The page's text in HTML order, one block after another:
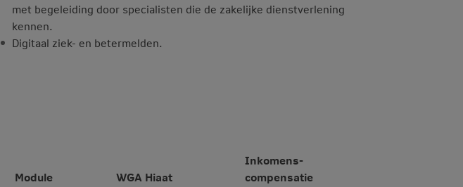
met begeleiding door specialisten die de zakelijke dienstverlening
kennen.
Digitaal ziek- en betermelden.
Module
WGA Hiaat
Inkomens-
compensatie